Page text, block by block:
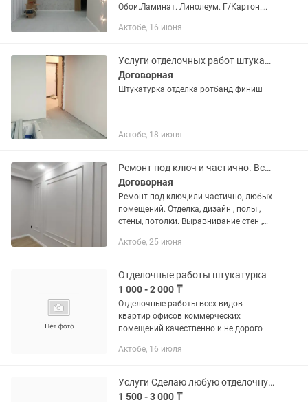
Обои.Ламинат. Линолеум. Г/Картон.
Плинтус. А также ремонт под ключ.
Актобе, 16 июня
Услуги отделочных работ штукатурка
Договорная
Штукатурка отделка ротбанд финиш
Актобе, 18 июня
Ремонт под ключ и частично. Все виды отделочных работ(потолок, стены, полы)
Договорная
Ремонт под ключ,или частично, любых
помещений. Отделка, дизайн , полы ,
стены, потолки. Выравнивание стен ,
мoldинги , обои, покраска и многое
Актобе, 25 июня
Отделочные работы штукатурка
1 000 - 2 000 ₸
Отделочные работы всех видов
квартир офисов коммерческих
помещений качественно и не дорого
Актобе, 16 июля
Услуги Сделаю любую отделочную работу
1 500 - 3 000 ₸